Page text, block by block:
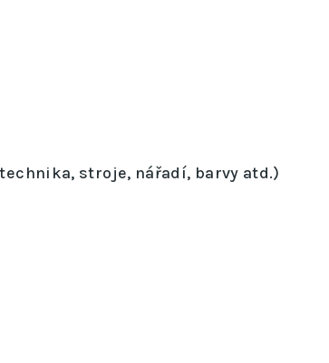
stroje, nářadí, barvy atd.)